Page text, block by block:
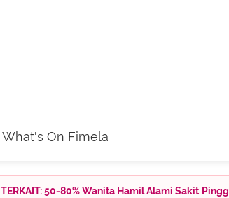
What's On Fimela
TERKAIT: 50-80% Wanita Hamil Alami Sakit